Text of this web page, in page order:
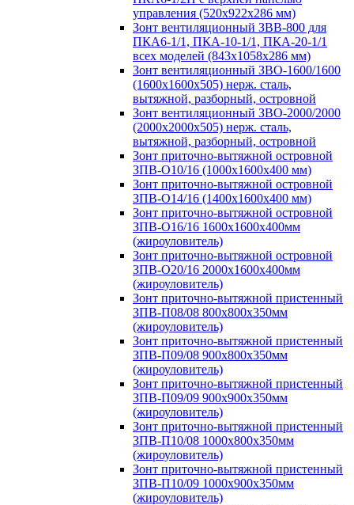
управления (520х922х286 мм)
Зонт вентиляционный ЗВВ-800 для
ПКА6-1/1, ПКА-10-1/1, ПКА-20-1/1
всех моделей (843х1058х286 мм)
Зонт вентиляционный ЗВО-1600/1600
(1600х1600х505) нерж. сталь,
вытяжной, разборный, островной
Зонт вентиляционный ЗВО-2000/2000
(2000х2000х505) нерж. сталь,
вытяжной, разборный, островной
Зонт приточно-вытяжной островной
ЗПВ-О10/16 (1000х1600х400 мм)
Зонт приточно-вытяжной островной
ЗПВ-О14/16 (1400х1600х400 мм)
Зонт приточно-вытяжной островной
ЗПВ-О16/16 1600х1600х400мм
(жироуловитель)
Зонт приточно-вытяжной островной
ЗПВ-О20/16 2000х1600х400мм
(жироуловитель)
Зонт приточно-вытяжной пристенный
ЗПВ-П08/08 800х800х350мм
(жироуловитель)
Зонт приточно-вытяжной пристенный
ЗПВ-П09/08 900х800х350мм
(жироуловитель)
Зонт приточно-вытяжной пристенный
ЗПВ-П09/09 900х900х350мм
(жироуловитель)
Зонт приточно-вытяжной пристенный
ЗПВ-П10/08 1000х800х350мм
(жироуловитель)
Зонт приточно-вытяжной пристенный
ЗПВ-П10/09 1000х900х350мм
(жироуловитель)